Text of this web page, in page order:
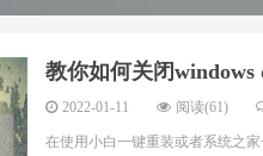
教你如何关闭windows
2022-01-11 阅读(61)
在使用小白一键重装或者系统之